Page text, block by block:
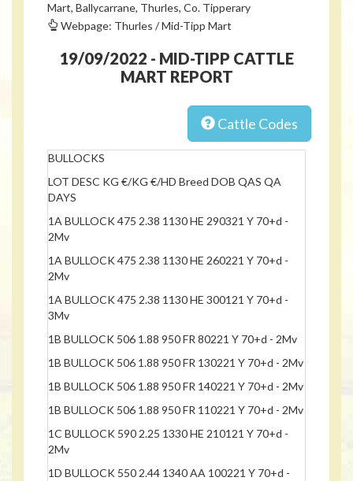
Mart, Ballycarrane, Thurles, Co. Tipperary
Webpage: Thurles / Mid-Tipp Mart
19/09/2022 - MID-TIPP CATTLE
MART REPORT
Cattle Codes
BULLOCKS
LOT DESC KG €/KG €/HD Breed DOB QAS QA
DAYS
1A BULLOCK 475 2.38 1130 HE 290321 Y 70+d -
2Mv
1A BULLOCK 475 2.38 1130 HE 260221 Y 70+d -
2Mv
1A BULLOCK 475 2.38 1130 HE 300121 Y 70+d -
3Mv
1B BULLOCK 506 1.88 950 FR 80221 Y 70+d - 2Mv
1B BULLOCK 506 1.88 950 FR 130221 Y 70+d - 2Mv
1B BULLOCK 506 1.88 950 FR 140221 Y 70+d - 2Mv
1B BULLOCK 506 1.88 950 FR 110221 Y 70+d - 2Mv
1C BULLOCK 590 2.25 1330 HE 210121 Y 70+d -
2Mv
1D BULLOCK 550 2.44 1340 AA 100221 Y 70+d -